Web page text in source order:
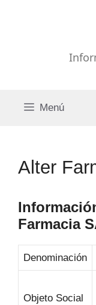
Menú
Alter
Farmacia
Denominación
Objeto Social